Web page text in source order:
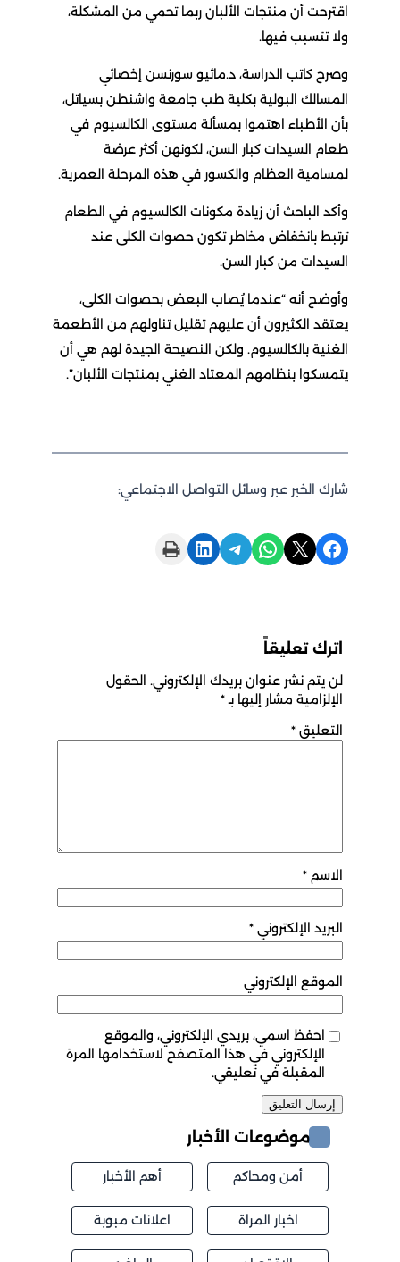
اقترحت أن منتجات الألبان ربما تحمي من المشكلة،
ولا تتسبب فيها.
وصرح كاتب الدراسة، د.ماثيو سورنسن إخصائي
المسالك البولية بكلية طب جامعة واشنطن بسياتل،
بأن الأطباء اهتموا بمسألة مستوى الكالسيوم في
طعام السيدات كبار السن، لكونهن أكثر عرضة
لمسامية العظام والكسور في هذه المرحلة العمرية.
وأكد الباحث أن زيادة مكونات الكالسيوم في الطعام
ترتبط بانخفاض مخاطر تكون حصوات الكلى عند
السيدات من كبار السن.
وأوضح أنه “عندما يُصاب البعض بحصوات الكلى،
يعتقد الكثيرون أن عليهم تقليل تناولهم من الأطعمة
الغنية بالكالسيوم. ولكن النصيحة الجيدة لهم هي أن
يتمسكوا بنظامهم المعتاد الغني بمنتجات الألبان”.
شارك الخبر عبر وسائل التواصل الاجتماعي:
Share on Facebook
Share on X
Share on WhatsApp
Share on Telegram
Share on LinkedIn
Print this Page
اترك تعليقاً
لن يتم نشر عنوان بريدك الإلكتروني. الحقول
الإلزامية مشار إليها بـ*
التعليق *
الاسم *
البريد الإلكتروني *
الموقع الإلكتروني
احفظ اسمي، بريدي الإلكتروني، والموقع
الإلكتروني في هذا المتصفح لاستخدامها المرة
المقبلة في تعليقي.
موضوعات الأخبار
أمن ومحاكم أهم الأخبار
اخبار المراة اعلانات مبوبة